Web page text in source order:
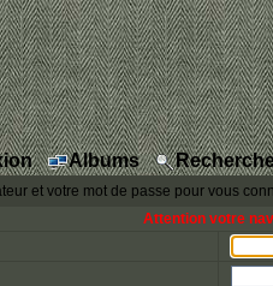
Albums
et votre mot de passe pour vous
Attention votre